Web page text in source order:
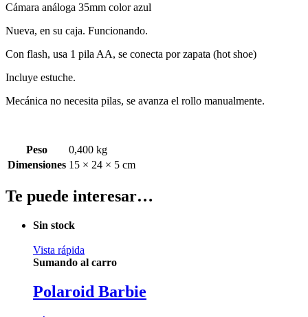
Cámara análoga 35mm color azul
Nueva, en su caja. Funcionando.
Con flash, usa 1 pila AA, se conecta por zapata (hot shoe)
Incluye estuche.
Mecánica no necesita pilas, se avanza el rollo manualmente.
Peso
0,400 kg
Dimensiones 15 × 24 × 5 cm
Te puede interesar…
Sin stock
Vista rápida
Sumando al carro
Polaroid Barbie